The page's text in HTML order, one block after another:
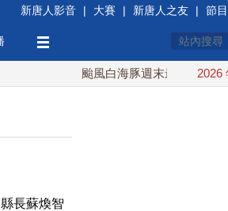
新唐人影音 | 大賽 | 新唐人之友 | 節
颱風白海豚週末最接近台灣 最
2026
長蘇煥智